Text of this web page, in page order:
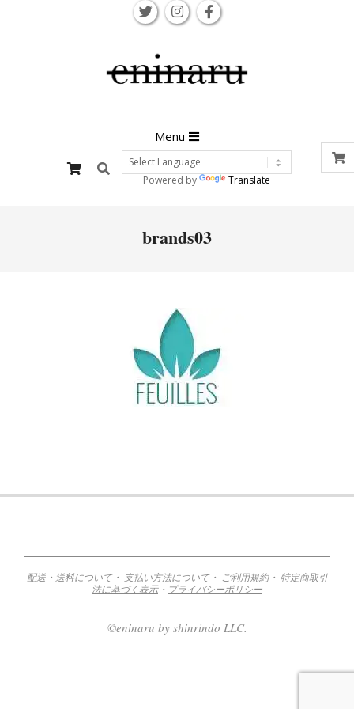
Navigation
Menu
Search
Powered by
Translate
brands03
10-
配送・送料について・ 支払い方法について・ ご利用規約・ 特定商取引
法に基づく表示・ プライバシーポリシー
©eninaru by shinrindo LLC.